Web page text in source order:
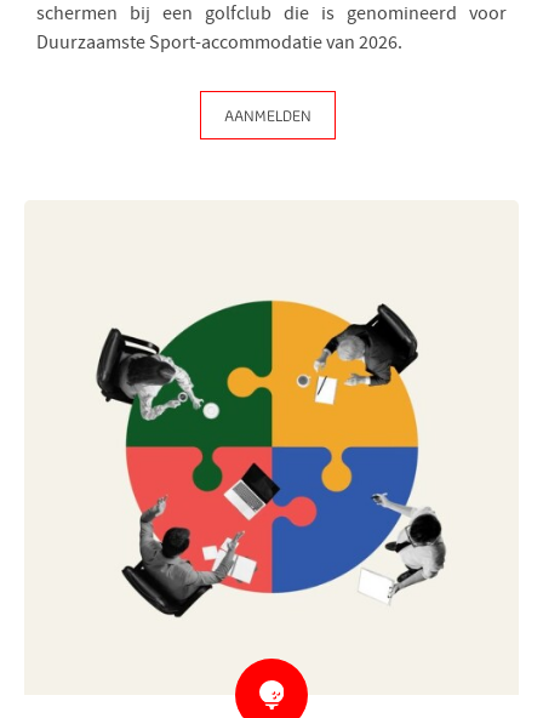
schermen bij een golfclub die is genomineerd voor
Duurzaamste Sport-accommodatie van 2026.
AANMELDEN